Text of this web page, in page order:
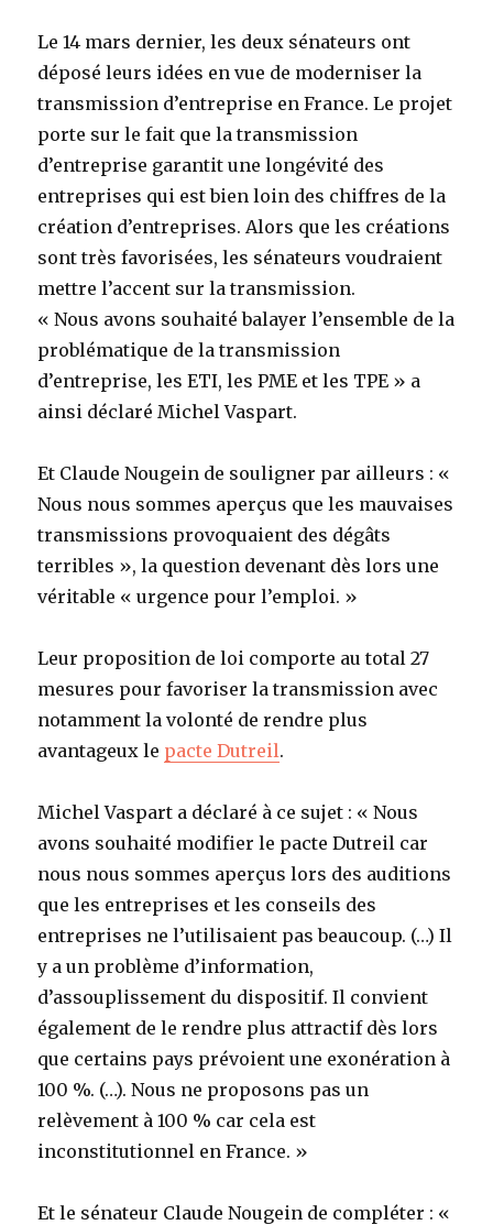
Le 14 mars dernier, les deux sénateurs ont
déposé leurs idées en vue de moderniser la
transmission d’entreprise en France. Le projet
porte sur le fait que la transmission
d’entreprise garantit une longévité des
entreprises qui est bien loin des chiffres de la
création d’entreprises. Alors que les créations
sont très favorisées, les sénateurs voudraient
mettre l’accent sur la transmission.
« Nous avons souhaité balayer l’ensemble de la
problématique de la transmission
d’entreprise, les ETI, les PME et les TPE » a
ainsi déclaré Michel Vaspart.
Et Claude Nougein de souligner par ailleurs : «
Nous nous sommes aperçus que les mauvaises
transmissions provoquaient des dégâts
terribles », la question devenant dès lors une
véritable « urgence pour l’emploi. »
Leur proposition de loi comporte au total 27
mesures pour favoriser la transmission avec
notamment la volonté de rendre plus
avantageux le pacte Dutreil.
Michel Vaspart a déclaré à ce sujet : « Nous
avons souhaité modifier le pacte Dutreil car
nous nous sommes aperçus lors des auditions
que les entreprises et les conseils des
entreprises ne l’utilisaient pas beaucoup. (…) Il
y a un problème d’information,
d’assouplissement du dispositif. Il convient
également de le rendre plus attractif dès lors
que certains pays prévoient une exonération à
100 %. (…). Nous ne proposons pas un
relèvement à 100 % car cela est
inconstitutionnel en France. »
Et le sénateur Claude Nougein de compléter : «